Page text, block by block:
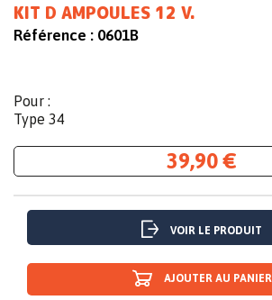
KIT D AMPOULES 12 V.
Référence : 0601B
Pour :
Type 34
39,90 €
VOIR LE PRODUIT
AJOUTER AU PANIER